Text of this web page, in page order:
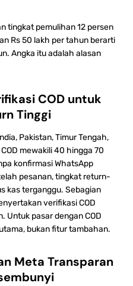
tingkat pemulihan 12 persen
Rs 50 lakh per tahun berarti
Angka itu adalah alasan
COD untuk
Tinggi
Pakistan, Timur Tengah,
mewakili 40 hingga 70
konfirmasi WhatsApp
pesanan, tingkat return-
kas terganggu. Sebagian
verifikasi COD
Untuk pasar dengan COD
bukan fitur tambahan.
Meta Transparan